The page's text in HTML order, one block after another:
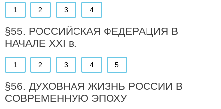
1 2 3 4
§55. РОССИЙСКАЯ ФЕДЕРАЦИЯ В
НАЧАЛЕ XXI в.
1 2 3 4 5
§56. ДУХОВНАЯ ЖИЗНЬ РОССИИ В
СОВРЕМЕННУЮ ЭПОХУ